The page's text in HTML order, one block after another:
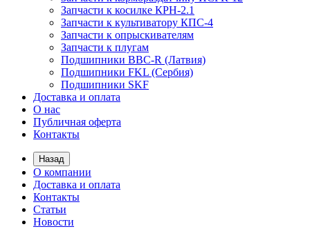
Запчасти к косилке КРН-2.1
Запчасти к культиватору КПС-4
Запчасти к опрыскивателям
Запчасти к плугам
Подшипники BBC-R (Латвия)
Подшипники FKL (Сербия)
Подшипники SKF
Доставка и оплата
О нас
Публичная оферта
Контакты
Назад
О компании
Доставка и оплата
Контакты
Статьи
Новости